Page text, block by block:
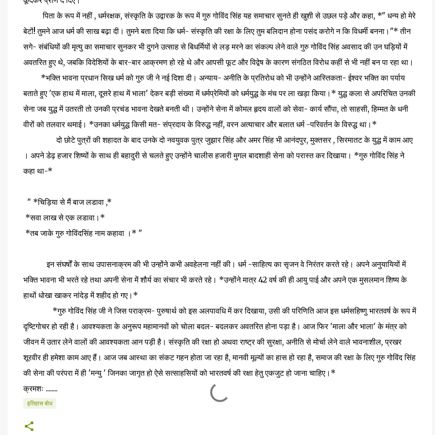
पिता के रूप में नहीं , धर्मरक्षक, संस्कृति के उद्वारक के रूप में गुरु गोविंद सिंह यह समाचार सुनते ही खुशी से उछल पड़े और कहा, *" धन्य हो मेरे
बेटों! तुमने आज धर्म की साख बढ़ा दी। तुमने बता दिया कि धर्म- संस्कृति की रक्षा के लिए तुम बलिदान होना पसंद करोगे न कि विधर्मी बनना।"* तीन
सगे- संबंधियों की मृत्यु का समाचार सुनकर भी दुगने उत्साह से बिधर्मियों से लड़ मरने का संकल्प लेने वाले गुरु गोविंद सिंह अवसाद की उन घड़ियों में
अवतरित हुए थे, जबकि विदेशियों के बार-बार आक्रमण हो रहे थे और आपसी फूट और विद्वेष के कारण संगठित विरोध कहीं से भी नहीं बन पा रहा था।
*भक्ति भावना प्रधान सिख धर्म को गुरु जी ने नई दिशा दी। अन्याय- अनीति के प्रतिरोध को भी उन्होंने आस्तिकता- ईश्वर भक्ति का पर्याय
बताते हुए 'एक हाथ में माला, दूसरे हाथ में भाला' देकर बड़ी संख्या में धर्मप्रेमियों को धर्मयुद्ध के मंच पर ला खड़ा किया।* युद्ध कला से अपरिचित उनकी
सेना जब युद्ध में उतरती तो उनकी प्रचंड भावना देखते बनती थी। उन्होंने सेना में कोमल हृदय वालों को सेवा- कार्य सौंपा, तो साहसी, हिम्मत के धनी
वीरों को तलवार थमाई। *उनका धर्मयुद्ध किसी मत- संप्रदाय के विरुद्ध नहीं, वरन अत्याचार और बलात धर्म -परिवर्तन के विरुद्ध था।*
दो छोटे पुत्रों की शहादत के बाद उनके दो नवयुवक पुत्र जुझार सिंह और अमर सिंह भी आनंदपुर, मुक्तसर , सिरमातट के युद्ध में काम आए
। अपने डेढ़ हजार शिष्यों के साथ ही बहादुरी से चलते हुए उन्होंने चालीस हजारी मुगल बादशाही सेना को परास्त कर दिखाया। *गुरु गोविंद सिंह ने
कहा था-*
" *चिड़िया से मैं बाज लडावा ,*
*सवा लाख से एक लडावा।*
*तब जाके गुरु गोविंदसिंह नाम कहावा ।* "
इन संघर्षों के साथ उपासनाक्रम की भी उन्होंने कभी अवहेलना नहीं की। धर्म -साहित्य का सृजन वे निरंतर करते रहे। अपने अनुयायियों में
भक्ति भावना भी भरते रहे तथा अपनी सेना में शौर्य का संचार भी करते रहे। *उन्होंने मात्र 42 वर्ष की ही आयु पाई और अपने एक मुसलमान शिष्य के
हाथों धोखा खाकर नांदेड़ में शहीद हो गए।*
*गुरु गोविंद सिंह जी ने जिस पराक्रम- पुरुषार्थ को इस अलपावधि में कर दिखाया, उसी की परिणिति आज इस धर्मसहिष्णु भारतवर्ष के रूप में
दृष्टिगोचर हो रही है। आवश्यकता के अनुरूप महामानवों को चोला बदल- बदलकर अवतरित होना पड़ा है। आज फिर 'माला और भाला' के मंत्र को
जीवन में उतार लेने वालों की आवश्यकता आन पड़ी है। संस्कृति की रक्षा हो अथवा राष्ट्र की सुरक्षा, अनीति से मोर्चा लेने वाले भावनाशील, प्रखर
शूरवीर ही हमेशा काम आए हैं। आज जब आस्था का संकट गहन होता जा रहा है, मानवी मूल्यों का हास हो रहा है, समाज की रक्षा के लिए गुरु गोविंद सिंह
की सेना की परंपरा में ही 'मन्यु ' जिनका जागृत हो ऐसे सत्साहसियों को भारतवर्ष की रक्षा हेतु एकजुट हो जाना चाहिए।*
क्रमशः ........
इतिहास बोध